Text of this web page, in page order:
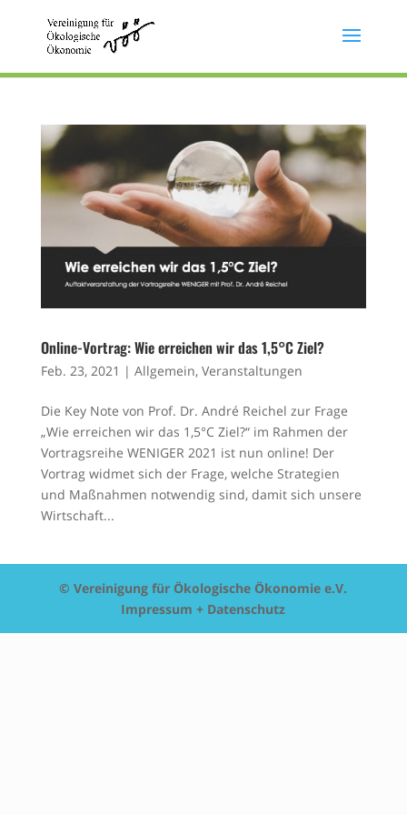
Online-Vortrag: Wie erreichen wir das 1,5°C Ziel?
Feb. 23, 2021 | Allgemein, Veranstaltungen
Die Key Note von Prof. Dr. André Reichel zur Frage
„Wie erreichen wir das 1,5°C Ziel?“ im Rahmen der
Vortragsreihe WENIGER 2021 ist nun online! Der
Vortrag widmet sich der Frage, welche Strategien
und Maßnahmen notwendig sind, damit sich unsere
Wirtschaft...
© Vereinigung für Ökologische Ökonomie e.V.
Impressum + Datenschutz